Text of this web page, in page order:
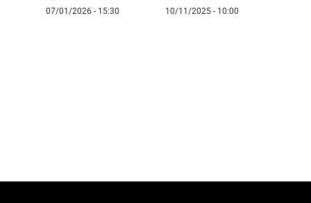
07/01/2026 - 15:30 10/11/2025 - 10:00